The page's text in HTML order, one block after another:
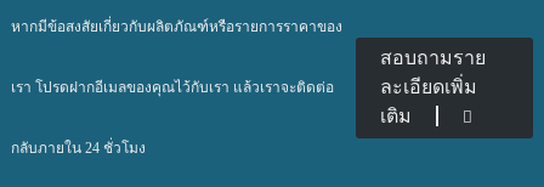
หากมีข้อสงสัยเกี่ยวกับผลิตภัณฑ์หรือรายการราคาของ
เรา โปรดฝากอีเมลของคุณไว้กับเรา แล้วเราจะติดต่อ
กลับภายใน 24 ชั่วโมง
สอบถามราย
ละเอียดเพิ่ม
เติม